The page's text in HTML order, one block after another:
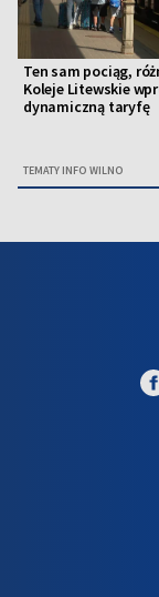
Ten sam pociąg,
Koleje Litewskie
dynamiczną taryfę
TEMATY INFO WILNO